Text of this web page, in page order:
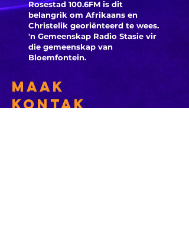
begin by die
nasionale
netbal
kampioenskap
Rosestad 100.6FM is dit
belangrik om Afrikaans en
Christelik georiënteerd te wees.
'n Gemeenskap Radio Stasie vir
die gemeenskap van
Bloemfontein.
Maak
Kontak